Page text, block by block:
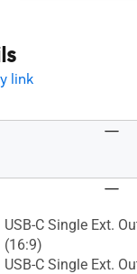
link
USB-C Single Ext.
(16:9)
USB-C Single Ext.